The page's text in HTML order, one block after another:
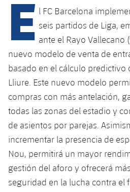
plusicon
más
Instalaciones
Spotify Camp Nou
Palau Blaugrana
Estadi Johan Cruyff
Barça Cafe
plusicon
más
SUB13
SUB12
SUB11 A
SUB11 B
SUB10 A
SUB10 B
SUB9 A
SUB13 B
SUB12 C
SUB11 C
Entradas
Gameday Shows
Resultados
Clasificación
Jugadores
Fotos
Historia
Barça Atlètic
Junior
Cadete A
Infantil A
Infantil B
Mini
PLUSICON
MÁS
Primer Equipo
Actualidad
Calendario
Entradas
Clasificaciones
Barça Atlètic
Actualidad
Calendario
Resultados
Base
Actualidad
Juvenil
PLUSICON
MÁS
Primer equipo
plusicon
más
E l FC Barcelona
seis partidos de Liga,
ante el Rayo Vallecano
nuevo modelo de venta de
basado en el cálculo predictivo
Lliure. Este nuevo modelo
compras con más antelación,
todas las zonas del estadio y
de asientos por parejas.
incrementar la presencia de
Nou, permitirá un mayor
gestión del aforo y ofrecerá
seguridad en la lucha contra el